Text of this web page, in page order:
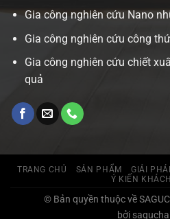
Gia công nghiên cứu Nano
Gia công nghiên cứu công
Gia công nghiên cứu chiết
quả
TRANG CHỦ SẢN PHẨM GIẢI
Ý KIẾN
© Bản quyền thuộc về
bởi